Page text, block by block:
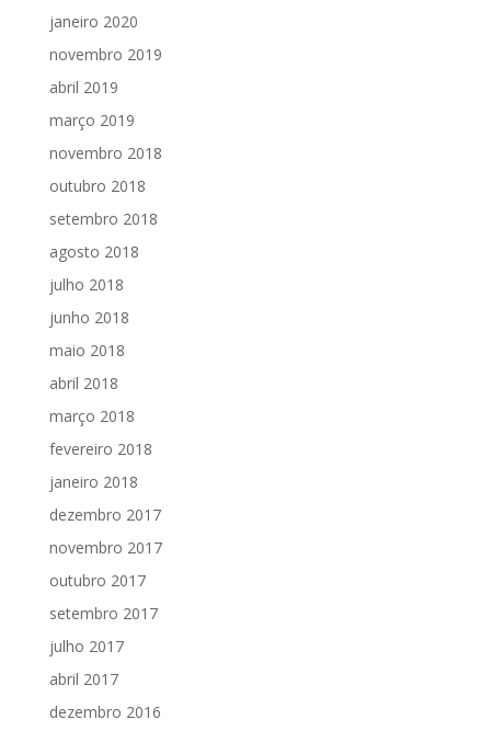
janeiro 2020
novembro 2019
abril 2019
março 2019
novembro 2018
outubro 2018
setembro 2018
agosto 2018
julho 2018
junho 2018
maio 2018
abril 2018
março 2018
fevereiro 2018
janeiro 2018
dezembro 2017
novembro 2017
outubro 2017
setembro 2017
julho 2017
abril 2017
dezembro 2016